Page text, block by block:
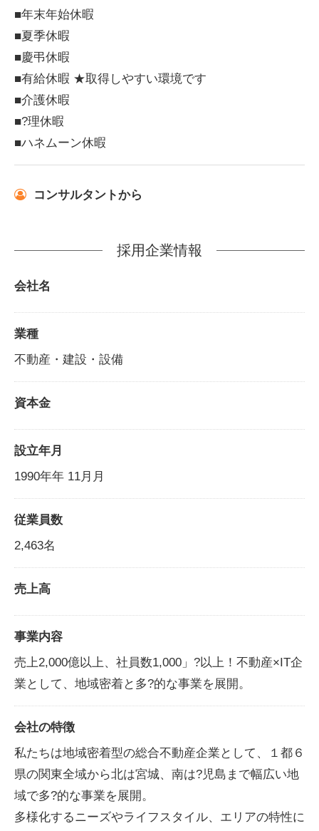
■年末年始休暇
■夏季休暇
■慶弔休暇
■有給休暇 ★取得しやすい環境です
■介護休暇
■?理休暇
■ハネムーン休暇
コンサルタントから
採用企業情報
会社名
業種
不動産・建設・設備
資本金
設立年月
1990年年 11月月
従業員数
2,463名
売上高
事業内容
売上2,000億以上、社員数1,000」?以上！不動産×IT企
業として、地域密着と多?的な事業を展開。
会社の特徴
私たちは地域密着型の総合不動産企業として、１都６
県の関東全域から北は宮城、南は?児島まで幅広い地
域で多?的な事業を展開。
多様化するニーズやライフスタイル、エリアの特性に